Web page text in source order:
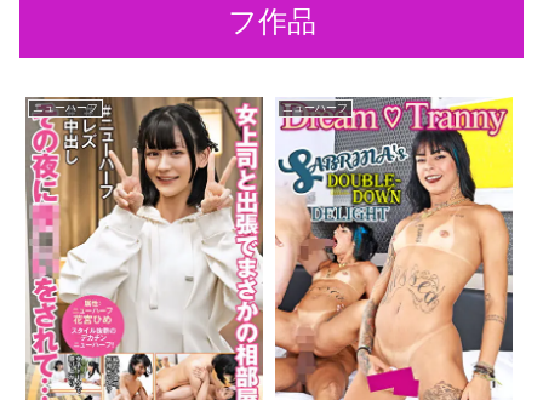
フ作品
ニューハーフ ニューハーフ